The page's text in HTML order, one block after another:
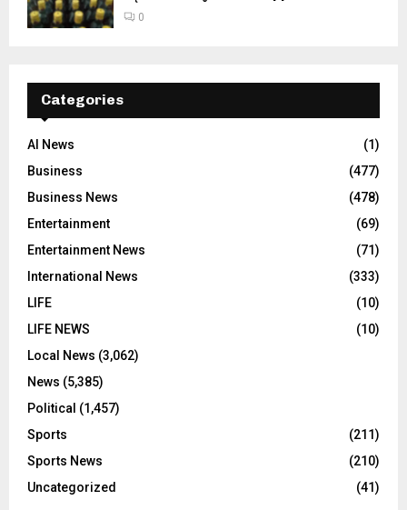
0
Categories
AI News
(1)
Business
(477)
Business News
(478)
Entertainment
(69)
Entertainment News
(71)
International News
(333)
LIFE
(10)
LIFE NEWS
(10)
Local News (3,062)
News (5,385)
Political (1,457)
Sports
(211)
Sports News
(210)
Uncategorized
(41)